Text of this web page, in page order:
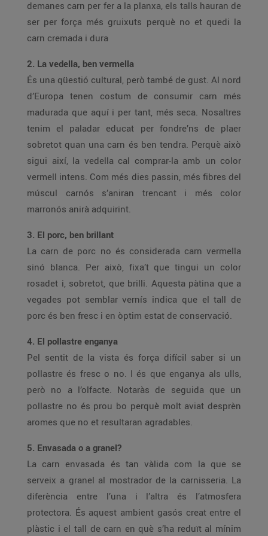
demanes carn per fer a la planxa, els talls hauran de
ser per força més gruixuts perquè no et quedi la
carn cremada i dura
2. La vedella, ben vermella
És una qüestió cultural, però també de gust. Al nord
d’Europa tenen costum de consumir carn més
madurada que aquí i per tant, més seca. Nosaltres
tenim el paladar educat per fondre’ns de plaer
sobretot quan una carn és ben tendra. Perquè això
sigui així, la vedella cal comprar-la amb un color
vermell intens. Com més dies passin, més fibres del
múscul carnós s’aniran trencant i més color
marronós anirà adquirint.
3. El porc, ben brillant
La carn de porc no és considerada carn vermella
sinó blanca. Per això, fixa’t que tingui un color
rosadet i, sobretot, que brilli. Aquesta pàtina que a
vegades pot semblar vernís indica que el tall de
porc és ben fresc i en òptim estat de conservació.
4. El pollastre enganya
Pel sentit de la vista és força difícil saber si un
pollastre és fresc o no. I és que enganya als ulls,
però no a l’olfacte. Notaràs de seguida que un
pollastre no és prou bo perquè molt aviat desprèn
aromes que no et resultaran agradables.
5. Envasada o a granel?
La carn envasada és tan vàlida com la que se
serveix a granel al mostrador de la carnisseria. La
diferència entre l’una i l’altra és l’atmosfera
protectora. És aquest ambient gasós creat entre el
plàstic i el tall de carn en què s’ha reduït al mínim